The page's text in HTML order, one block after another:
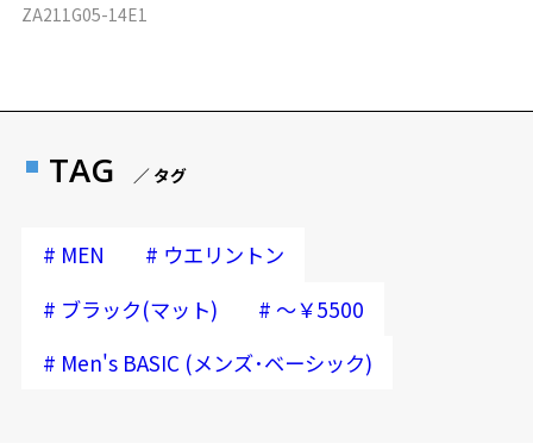
ZA211G05-14E1
TAG ／ タグ
# MEN # ウエリントン
# ブラック(マット) # ～￥5500
# Men's BASIC (メンズ･ベーシック)